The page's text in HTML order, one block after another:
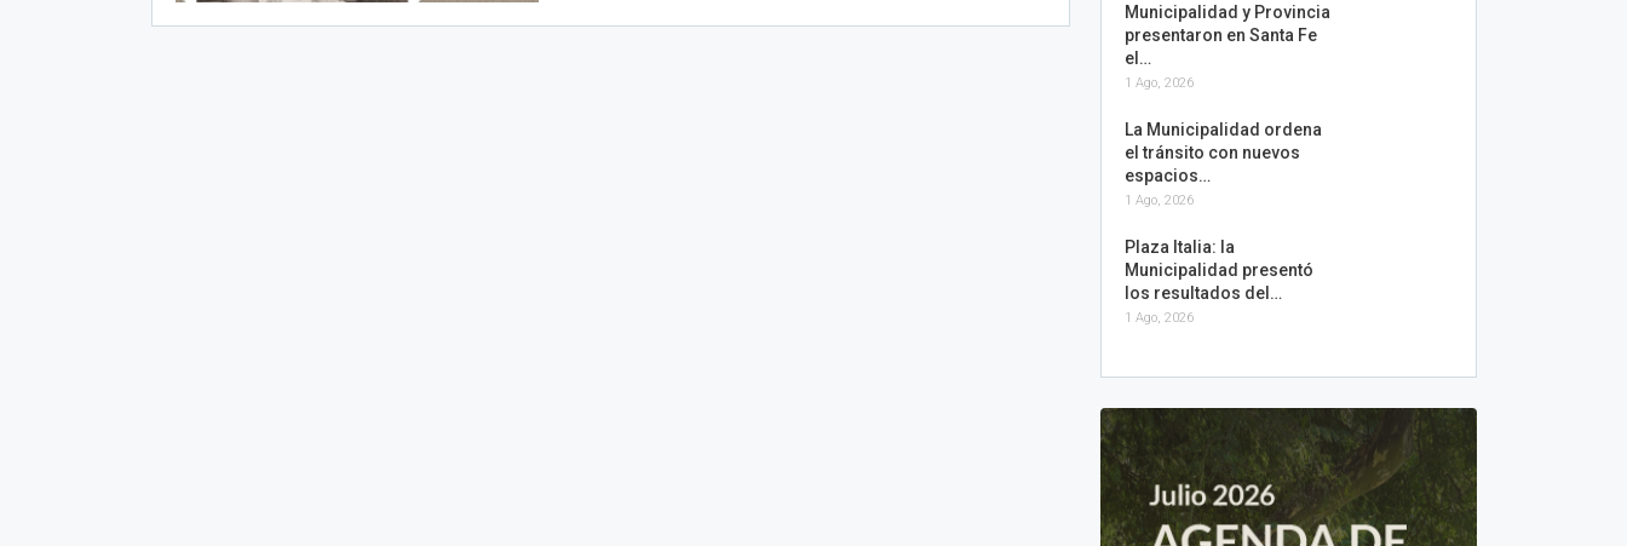
Municipalidad y Provincia
presentaron en Santa Fe
el…
1 Ago, 2026
La Municipalidad ordena
el tránsito con nuevos
espacios…
1 Ago, 2026
Plaza Italia: la
Municipalidad presentó
los resultados del…
1 Ago, 2026